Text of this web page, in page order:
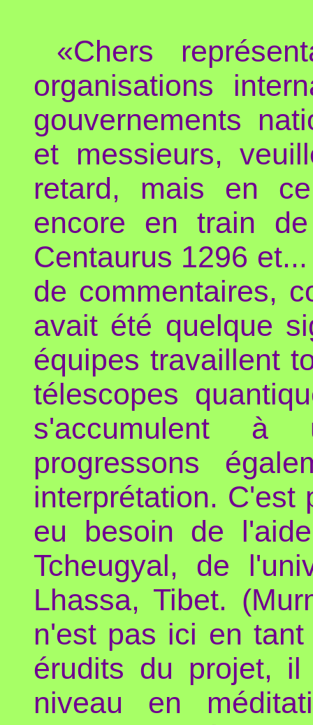
«Chers
organisations
gouvernements
et messieurs,
retard, mais en
encore en train
Centaurus 1296
de commentaires,
avait été quelque
équipes travaillent
télescopes
s'accumulent à
progressons
interprétation. C'est
eu besoin de
Tcheugyal, de
Lhassa, Tibet.
n'est pas ici en
érudits du projet,
niveau en